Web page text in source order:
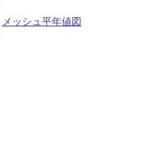
メッシュ平年値図